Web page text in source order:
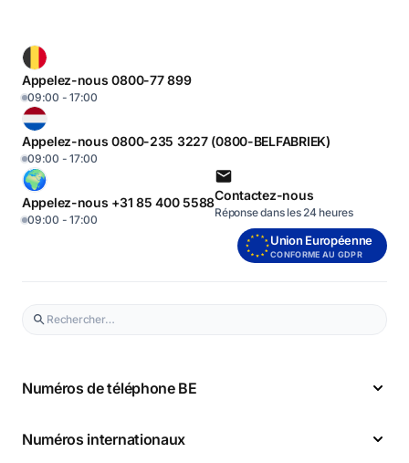
Appelez-nous 0800-77 899
09:00 - 17:00
Appelez-nous 0800-235 3227 (0800-BELFABRIEK)
09:00 - 17:00
Appelez-nous +31 85 400 5588
09:00 - 17:00
Contactez-nous
Réponse dans les 24 heures
Union Européenne
CONFORME AU GDPR
Numéros de téléphone BE
Numéros internationaux